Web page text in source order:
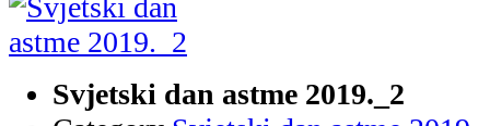
Svjetski dan astme 2019._2